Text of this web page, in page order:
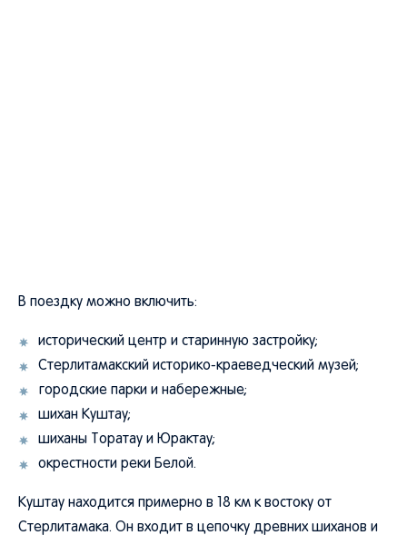
В поездку можно включить:
исторический центр и старинную застройку;
Стерлитамакский историко-краеведческий музей;
городские парки и набережные;
шихан Куштау;
шиханы Торатау и Юрактау;
окрестности реки Белой.
Куштау находится примерно в 18 км к востоку от
Стерлитамака. Он входит в цепочку древних шиханов и